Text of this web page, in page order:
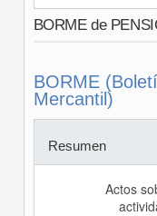
BORME de
BORME
Mercantil)
Resumen
Actos